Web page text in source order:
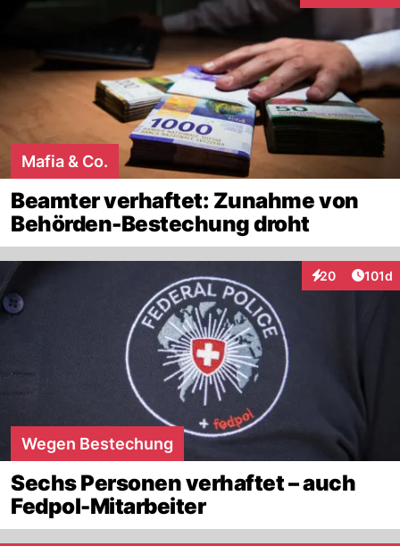
Mafia & Co.
Beamter verhaftet: Zunahme von
Behörden-Bestechung droht
20
Interaktionen
101d
Wegen Bestechung
Sechs Personen verhaftet – auch
Fedpol-Mitarbeiter